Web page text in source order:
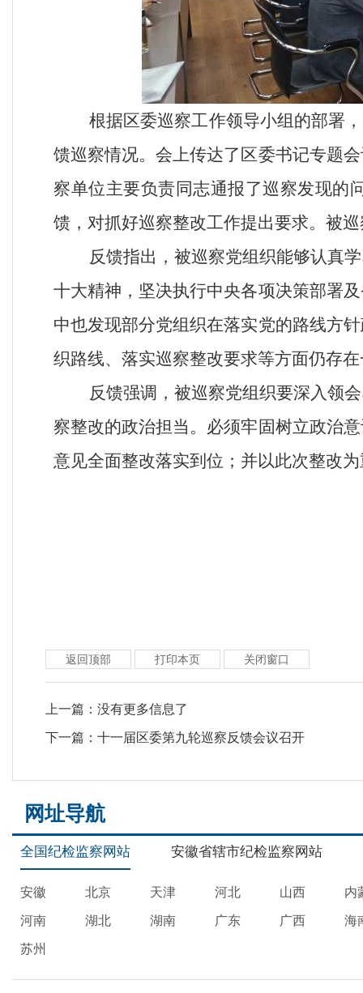
根据区委巡察工作领导小组的部署，
馈巡察情况。会上传达了区委书记专题
察单位主要负责同志通报了巡察发现的
馈，对抓好巡察整改工作提出要求。被
反馈指出，被巡察党组织能够认真
十大精神，坚决执行中央各项决策部署
中也发现部分党组织在落实党的路线方
织路线、落实巡察整改要求等方面仍存
反馈强调，被巡察党组织要深入领
察整改的政治担当。必须牢固树立政治
意见全面整改落实到位；并以此次整改
返回顶部 打印本页 关闭窗口
上一篇： 没有更多信息了
下一篇： 十一届区委第九轮巡察反馈会议召开
网址导航
全国纪检监察网站 安徽省辖市纪检监察网站
安徽 北京 天津 河北 山西 内
河南 湖北 湖南 广东 广西 海
苏州